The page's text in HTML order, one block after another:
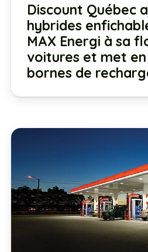
Discount Québec
hybrides
MAX Energi à sa
voitures et met
bornes de